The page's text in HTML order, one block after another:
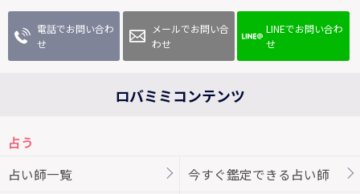
電話でお問い合わ
せ
メールでお問い合
わせ
LINEでお問い合わ
せ
ロバミミコンテンツ
占う
占い師一覧
今すぐ鑑定できる占い師